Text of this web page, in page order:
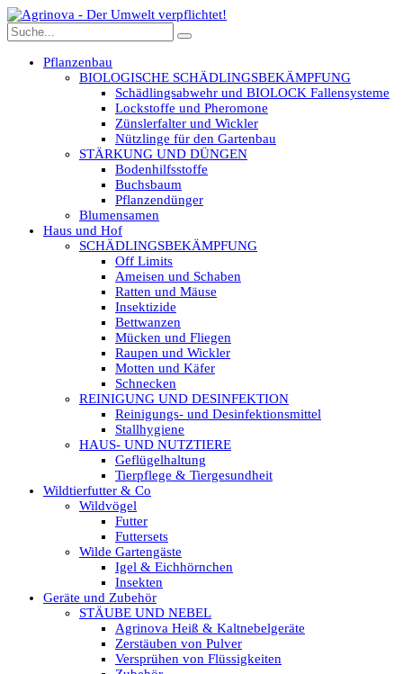
Pflanzenbau
BIOLOGISCHE SCHÄDLINGSBEKÄMPFUNG
Schädlingsabwehr und BIOLOCK Fallensysteme
Lockstoffe und Pheromone
Zünslerfalter und Wickler
Nützlinge für den Gartenbau
STÄRKUNG UND DÜNGEN
Bodenhilfsstoffe
Buchsbaum
Pflanzendünger
Blumensamen
Haus und Hof
SCHÄDLINGSBEKÄMPFUNG
Off Limits
Ameisen und Schaben
Ratten und Mäuse
Insektizide
Bettwanzen
Mücken und Fliegen
Raupen und Wickler
Motten und Käfer
Schnecken
REINIGUNG UND DESINFEKTION
Reinigungs- und Desinfektionsmittel
Stallhygiene
HAUS- UND NUTZTIERE
Geflügelhaltung
Tierpflege & Tiergesundheit
Wildtierfutter & Co
Wildvögel
Futter
Futtersets
Wilde Gartengäste
Igel & Eichhörnchen
Insekten
Geräte und Zubehör
STÄUBE UND NEBEL
Agrinova Heiß & Kaltnebelgeräte
Zerstäuben von Pulver
Versprühen von Flüssigkeiten